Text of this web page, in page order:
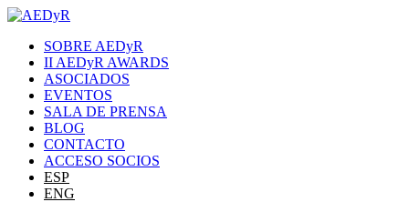
SOBRE AEDyR
II AEDyR AWARDS
ASOCIADOS
EVENTOS
SALA DE PRENSA
BLOG
CONTACTO
ACCESO SOCIOS
ESP
ENG